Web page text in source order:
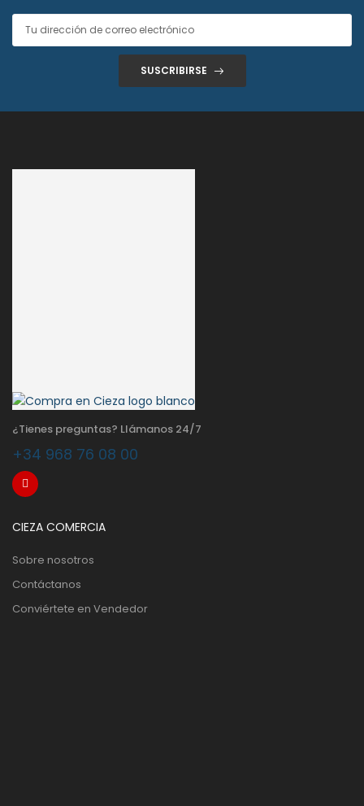
SUSCRIBIRSE
¿Tienes preguntas? Llámanos 24/7
+34 968 76 08 00
CIEZA COMERCIA
Sobre nosotros
Contáctanos
Conviértete en Vendedor